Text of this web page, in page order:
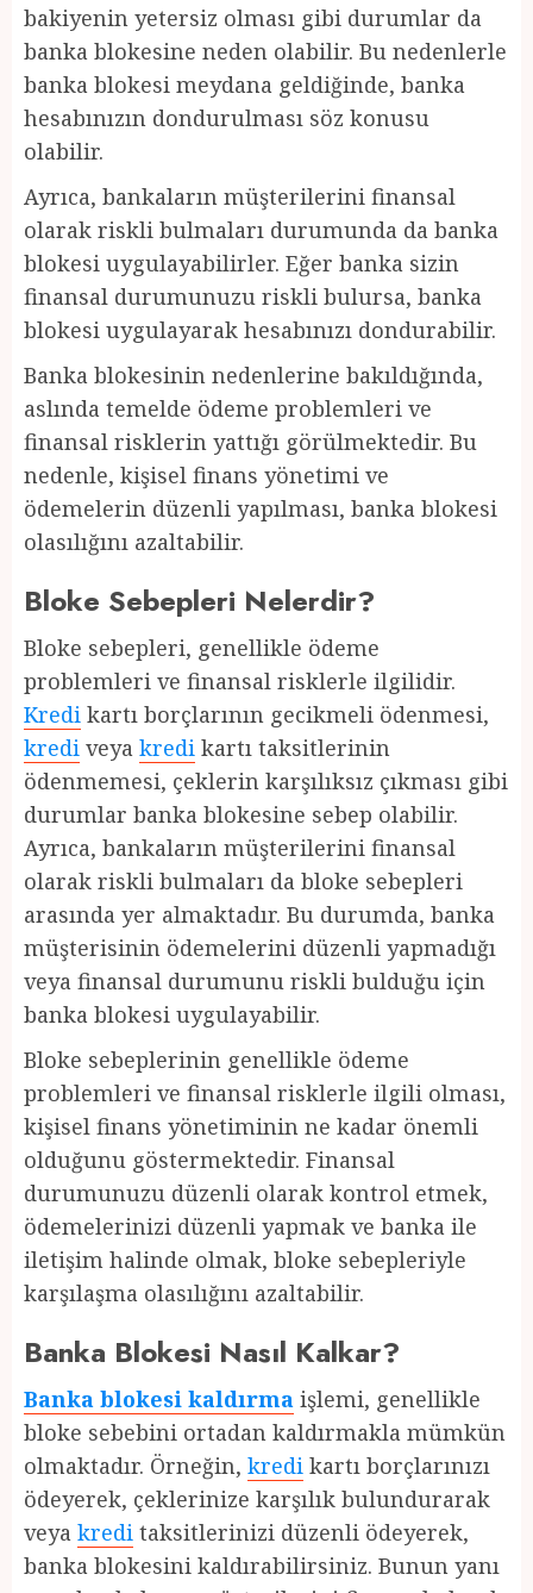
bakiyenin yetersiz olması gibi durumlar da
banka blokesine neden olabilir. Bu nedenlerle
banka blokesi meydana geldiğinde, banka
hesabınızın dondurulması söz konusu
olabilir.
Ayrıca, bankaların müşterilerini finansal
olarak riskli bulmaları durumunda da banka
blokesi uygulayabilirler. Eğer banka sizin
finansal durumunuzu riskli bulursa, banka
blokesi uygulayarak hesabınızı dondurabilir.
Banka blokesinin nedenlerine bakıldığında,
aslında temelde ödeme problemleri ve
finansal risklerin yattığı görülmektedir. Bu
nedenle, kişisel finans yönetimi ve
ödemelerin düzenli yapılması, banka blokesi
olasılığını azaltabilir.
Bloke Sebepleri Nelerdir?
Bloke sebepleri, genellikle ödeme
problemleri ve finansal risklerle ilgilidir.
Kredi kartı borçlarının gecikmeli ödenmesi,
kredi veya kredi kartı taksitlerinin
ödenmemesi, çeklerin karşılıksız çıkması gibi
durumlar banka blokesine sebep olabilir.
Ayrıca, bankaların müşterilerini finansal
olarak riskli bulmaları da bloke sebepleri
arasında yer almaktadır. Bu durumda, banka
müşterisinin ödemelerini düzenli yapmadığı
veya finansal durumunu riskli bulduğu için
banka blokesi uygulayabilir.
Bloke sebeplerinin genellikle ödeme
problemleri ve finansal risklerle ilgili olması,
kişisel finans yönetiminin ne kadar önemli
olduğunu göstermektedir. Finansal
durumunuzu düzenli olarak kontrol etmek,
ödemelerinizi düzenli yapmak ve banka ile
iletişim halinde olmak, bloke sebepleriyle
karşılaşma olasılığını azaltabilir.
Banka Blokesi Nasıl Kalkar?
Banka blokesi kaldırma işlemi, genellikle
bloke sebebini ortadan kaldırmakla mümkün
olmaktadır. Örneğin, kredi kartı borçlarınızı
ödeyerek, çeklerinize karşılık bulundurarak
veya kredi taksitlerinizi düzenli ödeyerek,
banka blokesini kaldırabilirsiniz. Bunun yanı